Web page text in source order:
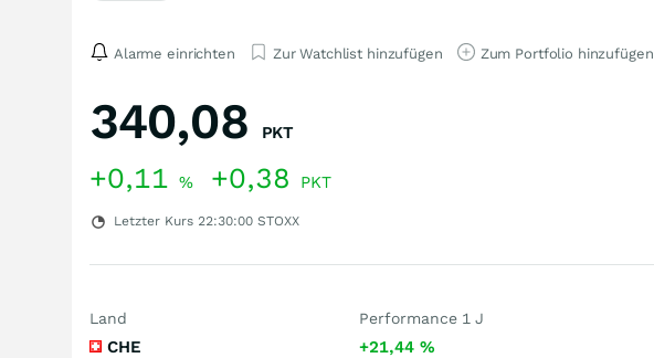
Alarme einrichten Zur Watchlist hinzufügen Zum Portfolio hinzufügen
340,08 PKT
+0,11 % +0,38 PKT
Letzter Kurs 22:30:00 STOXX
Land
CHE
Performance 1 J
+21,44 %